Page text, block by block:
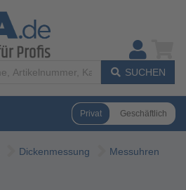
SUCHEN
Privat Geschäftlich
Dickenmessung
Messuhren